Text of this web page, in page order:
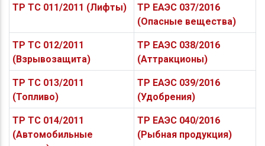
ТР ТС 011/2011 (Лифты)
ТР ЕАЭС 037/2016
(Опасные вещества)
ТР ТС 012/2011
(Взрывозащита)
ТР ЕАЭС 038/2016
(Аттракционы)
ТР ТС 013/2011
(Топливо)
ТР ЕАЭС 039/2016
(Удобрения)
ТР ТС 014/2011
(Автомобильные
ТР ЕАЭС 040/2016
(Рыбная продукция)